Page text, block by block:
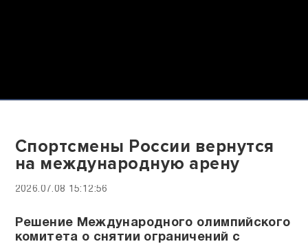
Спортсмены России вернутся
на международную арену
2026.07.08 15:12:56
Решение Международного олимпийского
комитета о снятии ограничений с